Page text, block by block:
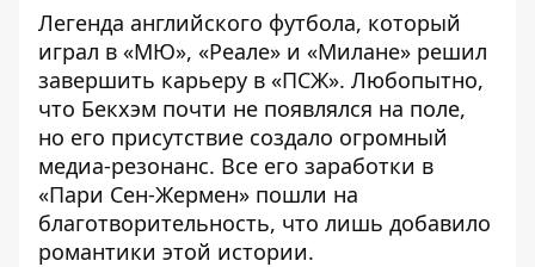
Легенда английского футбола, который
играл в «МЮ», «Реале» и «Милане» решил
завершить карьеру в «ПСЖ». Любопытно,
что Бекхэм почти не появлялся на поле,
но его присутствие создало огромный
медиа-резонанс. Все его заработки в
«Пари Сен-Жермен» пошли на
благотворительность, что лишь добавило
романтики этой истории.